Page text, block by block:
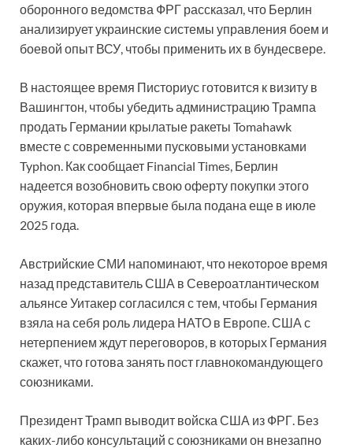
оборонного ведомства ФРГ рассказал, что Берлин
анализирует украинские системы управления боем и
боевой опыт ВСУ, чтобы применить их в бундесвере.
В настоящее время Писториус готовится к визиту в
Вашингтон, чтобы убедить администрацию Трампа
продать Германии крылатые ракеты Tomahawk
вместе с современными пусковыми установками
Typhon. Как сообщает Financial Times, Берлин
надеется возобновить свою оферту покупки этого
оружия, которая впервые была подана еще в июле
2025 года.
Австрийские СМИ напоминают, что некоторое время
назад представитель США в Североатлантическом
альянсе Уитакер согласился с тем, чтобы Германия
взяла на себя роль лидера НАТО в Европе. США с
нетерпением ждут переговоров, в которых Германия
скажет, что готова занять пост главнокомандующего
союзниками.
Президент Трамп выводит войска США из ФРГ. Без
каких-либо консультаций с союзниками он внезапно